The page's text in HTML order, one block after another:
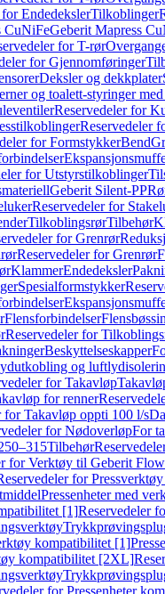
EndedekslerTilkoblinger
CuNiFeGeberit Mapress
for T-rør
for Gjennomføringer
Deksler og dekkplater
og toalett-styringer
Reservedeler for
Reservedeler
for FormstykkerBend
for Utstyrstilkoblinger
Geberit Silent-PP
Reservedeler for
TilkoblingsrørTilbehør
for Grenrør
Reservedeler for Grenrør
KlammerEndedeksler
Spesialformstykker
Flensforbindelser
Reservedeler for
Beskyttelseskapper
og
for Takavløp
for renner
for Takavløp oppti 100 l/s
for NødoverløpFor
Tilbehør
for Verktøy til Geberit
for
Pressenheter med
[1]Reservedeler
kompatibilitet [1]
kompatibilitet [2XL]
for Pressenheter